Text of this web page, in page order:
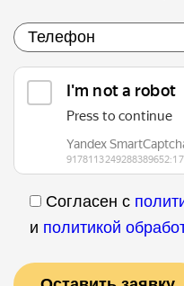
Согласен с
и политикой